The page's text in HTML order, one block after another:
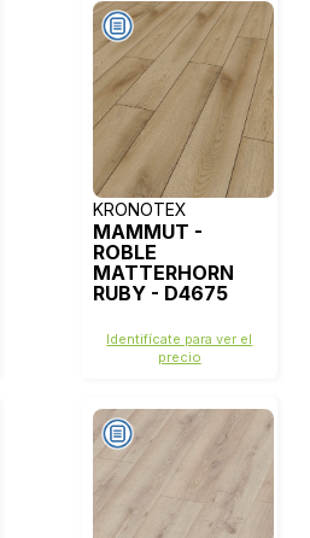
KRONOTEX
MAMMUT -
ROBLE
MATTERHORN
RUBY - D4675
Identifícate para ver el
precio